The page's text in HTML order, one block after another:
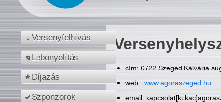
Versenyfelhívás
Lebonyolítás
Díjazás
Szponzorok
cím: 6722 Szeged Kálvária
web: www.agoraszeged.hu
email: